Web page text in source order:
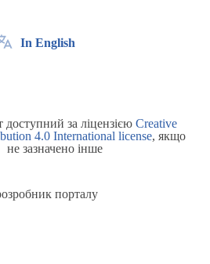
In English
доступний за ліцензією Creative
4.0 International license, якщо
не зазначено інше
порталу